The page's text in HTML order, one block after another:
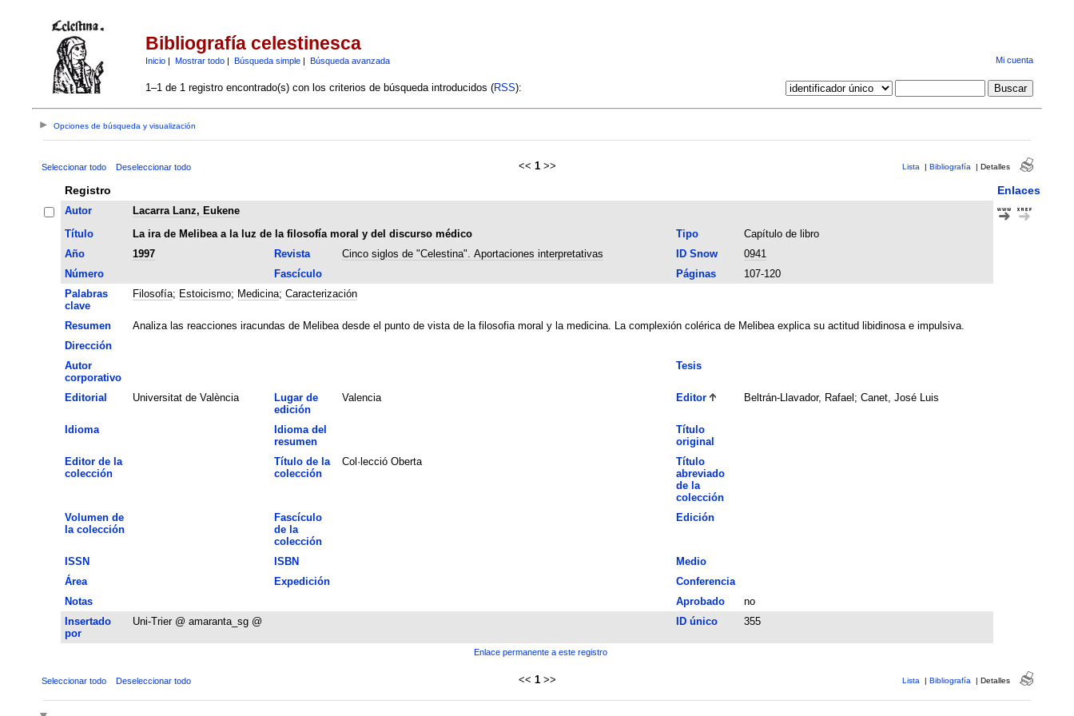
Bibliografía celestinesca
Inicio| Mostrar todo| Búsqueda simple| Búsqueda avanzada Mi cuenta
1–1 de 1 registro encontrado(s) con los criterios de búsqueda introducidos (RSS):
Opciones de búsqueda y visualización
Seleccionar todo Deseleccionar todo << 1 >> Lista | Bibliografía | Detalles
Registro Enlaces
Autor
Lacarra Lanz, Eukene
Título
La ira de Melibea a la luz de la filosofía moral y del discurso médico Tipo
Capítulo de libro
Año
1997 Revista Cinco siglos de "Celestina". Aportaciones interpretativas ID Snow
0941
Número
Fascículo Páginas
107-120
Palabras
clave
Filosofía; Estoicismo; Medicina; Caracterización
Resumen
Analiza las reacciones iracundas de Melibea desde el punto de vista de la filosofia moral y la medicina. La complexión colérica de Melibea explica su actitud libidinosa e impulsiva.
Dirección
Autor
corporativo
Tesis
Editorial Universitat de València
Lugar de
edición
Valencia Editor Beltrán-Llavador, Rafael; Canet, José Luis
Idioma
Idioma del
resumen
Título
original
Editor de la
colección
Título de la
colección
Col·lecció Oberta
Título
abreviado
de la
colección
Volumen de
la colección
Fascículo
de la
colección
Edición
ISSN ISBN
Medio
Área
Expedición
Conferencia
Notas
Aprobado
no
Insertado
por
Uni-Trier @ amaranta_sg @ ID único 355
Enlace permanente a este registro
Seleccionar todo Deseleccionar todo << 1 >> Lista | Bibliografía | Detalles